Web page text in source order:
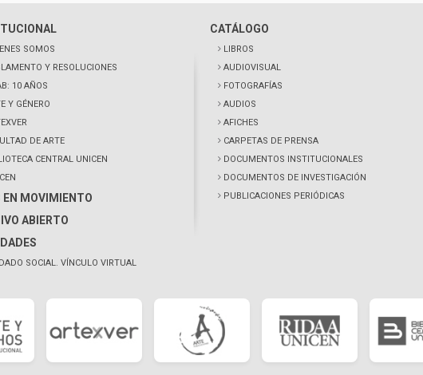
SOMOS
Y RESOLUCIONES
10 AÑOS
Y GÉNERO
DE ARTE
CENTRAL UNICEN
EN MOVIMIENTO
ABIERTO
SOCIAL. VÍNCULO VIRTUAL
CATÁLOGO
LIBROS
AUDIOVISUAL
FOTOGRAFÍAS
AUDIOS
AFICHES
CARPETAS DE PRENSA
DOCUMENTOS INSTITUCIONALES
DOCUMENTOS DE INVESTIGACIÓN
PUBLICACIONES PERIÓDICAS